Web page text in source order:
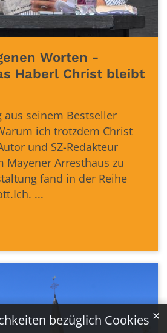
bezüglich Cookies ✕
Worten -
Haberl Christ bleibt
aus seinem Bestseller
ich trotzdem Christ
und SZ-Redakteur
Mayener Arresthaus zu
fand in der Reihe
...